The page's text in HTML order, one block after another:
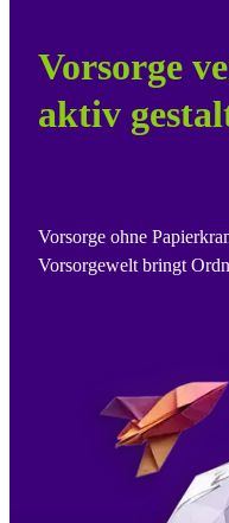
Vorsorge
aktiv
Vorsorge ohne
Vorsorgewelt bringt